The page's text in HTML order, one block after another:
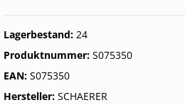
Lagerbestand: 24
Produktnummer: S075350
EAN: S075350
Hersteller: SCHAERER